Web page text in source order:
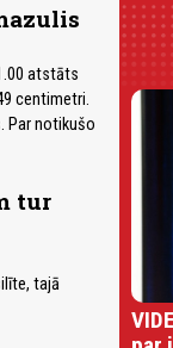
atstāts
centimetri.
Par notikušo
tur
tajā